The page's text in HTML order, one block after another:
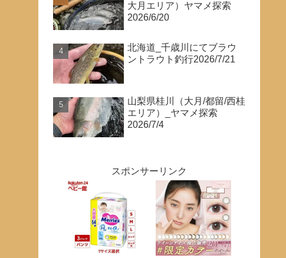
大月エリア）ヤマメ探索
2026/6/20
北海道_千歳川にてブラウ
ントラウト釣行2026/7/21
山梨県桂川（大月/都留/西桂
エリア）_ヤマメ探索
2026/7/4
スポンサーリンク